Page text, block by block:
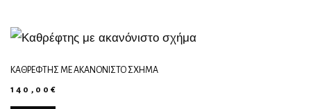
ΚΑΘΡΈΦΤΗΣ ΜΕ ΑΚΑΝΌΝΙΣΤΟ ΣΧΉΜΑ
140,00€